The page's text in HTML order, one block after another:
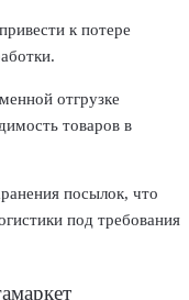
к потере
отгрузке
товаров в
посылок, что
под требования